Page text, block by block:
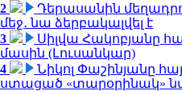
2
Դերասանին
մեջ․ նա ձերբակալվել է
3
Սիլվա Հակոբյանը
մասին (Լուսանկար)
4
Նիկոլ Փաշինյանը
ստացած «տարօրինակ»